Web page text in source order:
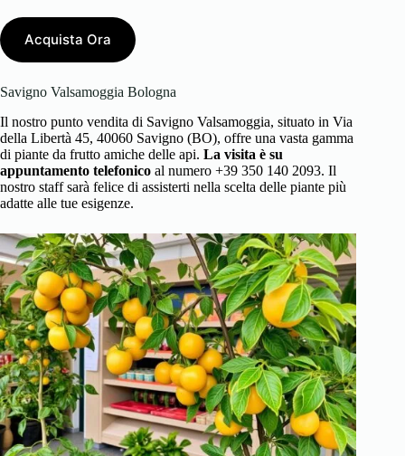
Acquista Ora
Savigno Valsamoggia Bologna
Il nostro punto vendita di Savigno Valsamoggia, situato in Via
della Libertà 45, 40060 Savigno (BO), offre una vasta gamma
di piante da frutto amiche delle api. La visita è su
appuntamento telefonico al numero +39 350 140 2093. Il
nostro staff sarà felice di assisterti nella scelta delle piante più
adatte alle tue esigenze.